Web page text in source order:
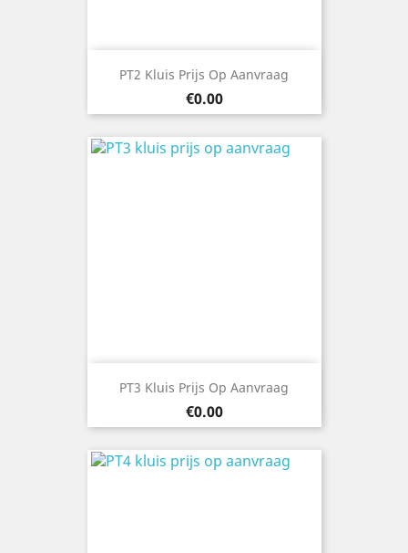
PT2 Kluis Prijs Op Aanvraag
Price
€0.00
PT3 Kluis Prijs Op Aanvraag
Price
€0.00